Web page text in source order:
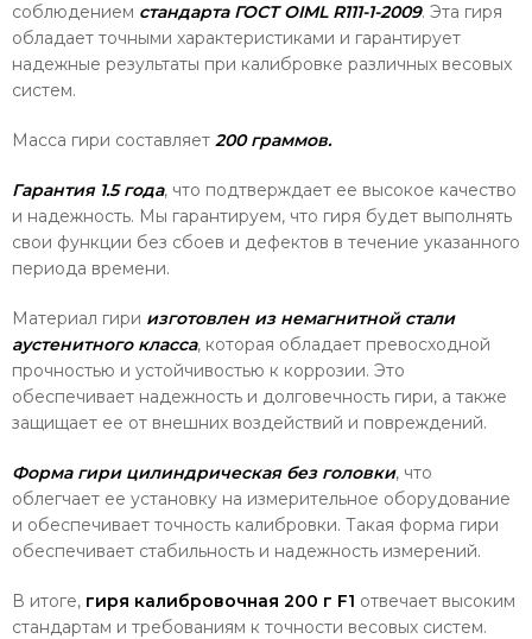
соблюдением стандарта ГОСТ OIML R111-1-2009. Эта гиря
обладает точными характеристиками и гарантирует
надежные результаты при калибровке различных весовых
систем.
Масса гири составляет 200 граммов.
Гарантия 1.5 года, что подтверждает ее высокое качество
и надежность. Мы гарантируем, что гиря будет выполнять
свои функции без сбоев и дефектов в течение указанного
периода времени.
Материал гири изготовлен из немагнитной стали
аустенитного класса, которая обладает превосходной
прочностью и устойчивостью к коррозии. Это
обеспечивает надежность и долговечность гири, а также
защищает ее от внешних воздействий и повреждений.
Форма гири цилиндрическая без головки, что
облегчает ее установку на измерительное оборудование
и обеспечивает точность калибровки. Такая форма гири
обеспечивает стабильность и надежность измерений.
В итоге, гиря калибровочная 200 г F1 отвечает высоким
стандартам и требованиям к точности весовых систем.